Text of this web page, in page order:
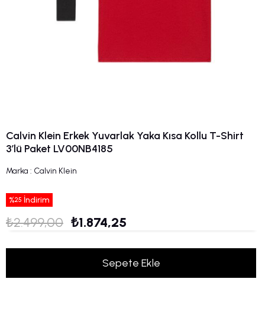
Calvin Klein Erkek Yuvarlak Yaka Kısa Kollu T-Shirt
3’lü Paket LV00NB4185
Marka : Calvin Klein
%25 İndirim
₺2.499,00 ₺1.874,25